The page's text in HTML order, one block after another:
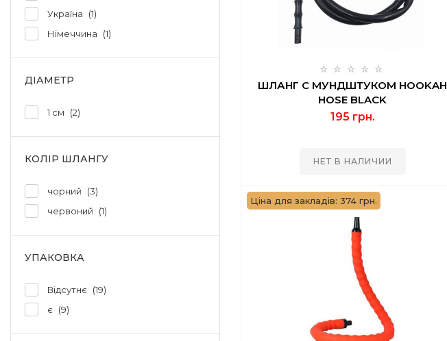
Німеччина 1
Україна 1
ДІАМЕТР
1 см 2
КОЛІР ШЛАНГУ
червоний 1
чорний 3
УПАКОВКА
є 9
Відсутнє 19
ШЛАНГ С МУНДШТУКОМ HOOKAH
HOSE BLACK
195 грн.
НЕТ В НАЛИЧИИ
Ціна для закладів: 374 грн.